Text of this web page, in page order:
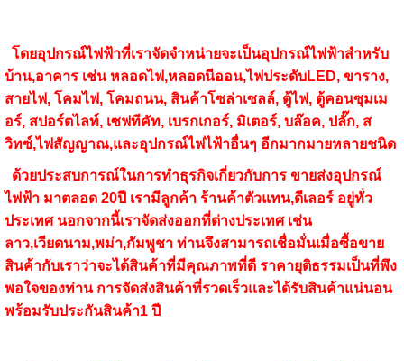
โดยอุปกรณ์ไฟฟ้าที่เราจัดจำหน่ายจะเป็นอุปกรณ์ไฟฟ้าสำหรับ
บ้าน,อาคาร เช่น หลอดไฟ,หลอดนีออน,ไฟประดับLED, ขาราง,
สายไฟ, โคมไฟ, โคมถนน, สินค้าโซล่าเซลล์, ตู้ไฟ, ตู้คอนซุมเม
อร์, สปอร์ตไลท์, เซฟทีคัท, เบรกเกอร์, มิเตอร์, บล๊อค, ปลั๊ก, ส
วิทซ์,ไฟสัญญาณ,และอุปกรณ์ไฟไฟ้าอื่นๆ อีกมากมายหลายชนิด
ด้วยประสบการณ์ในการทำธุรกิจเกี่ยวกับการ ขายส่งอุปกรณ์
ไฟฟ้า มาตลอด 20ปี เรามีลูกค้า ร้านค้าตัวแทน,ดีเลอร์ อยู่ทั่ว
ประเทศ นอกจากนี้เราจัดส่งออกที่ต่างประเทศ เช่น
ลาว,เวียดนาม,พม่า,กัมพูชา ท่านจึงสามารถเชื่อมั่นเมื่อซื้อขาย
สินค้ากับเราว่าจะได้สินค้าที่มีคุณภาพที่ดี ราคายุติธรรมเป็นที่พึง
พอใจของท่าน การจัดส่งสินค้าที่รวดเร็วและได้รับสินค้าแน่นอน
พร้อมรับประกันสินค้า1 ปี